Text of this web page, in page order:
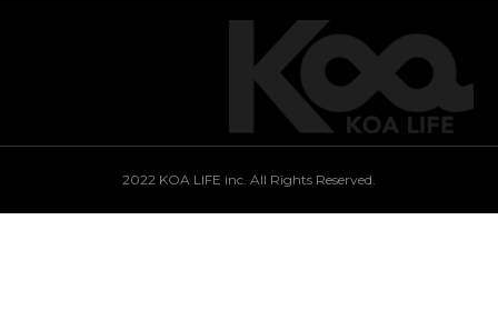
2022 KOA LIFE inc. All Rights Reserved.